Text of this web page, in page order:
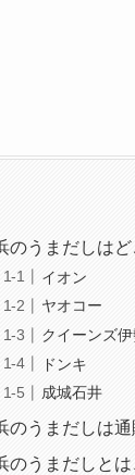
のうまだしは
イオン
ヤオコー
クイーンズ
ドンキ
成城石井
のうまだしは
のうまだしと